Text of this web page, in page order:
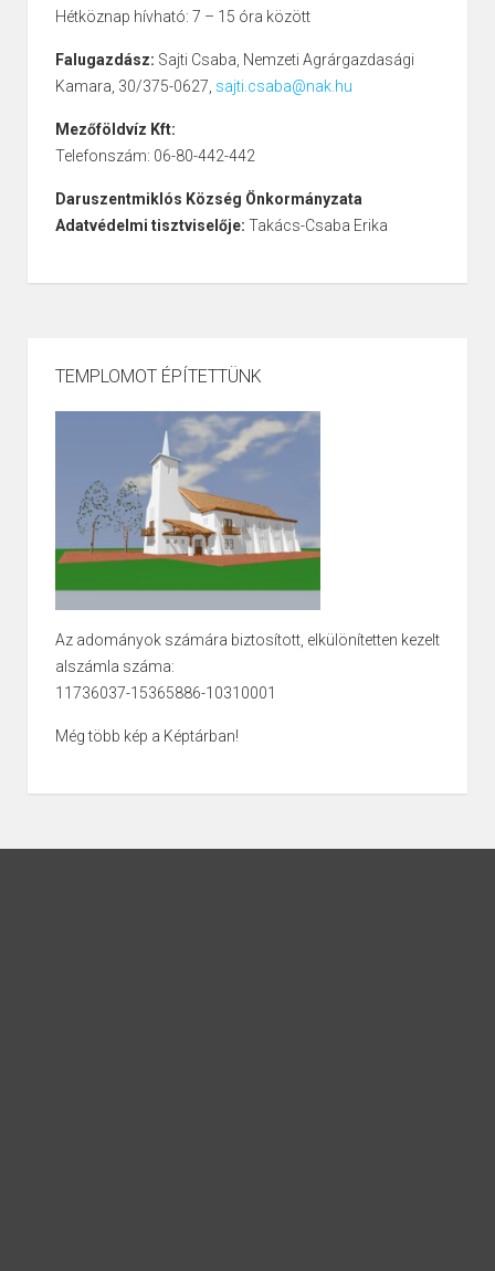
Hétköznap hívható: 7 – 15 óra között
Falugazdász: Sajti Csaba, Nemzeti Agrárgazdasági
Kamara, 30/375-0627, sajti.csaba@nak.hu
Mezőföldvíz Kft:
Telefonszám: 06-80-442-442
Daruszentmiklós Község Önkormányzata
Adatvédelmi tisztviselője: Takács-Csaba Erika
TEMPLOMOT ÉPÍTETTÜNK
Az adományok számára biztosított, elkülönítetten kezelt
alszámla száma:
11736037-15365886-10310001
Még több kép a Képtárban!